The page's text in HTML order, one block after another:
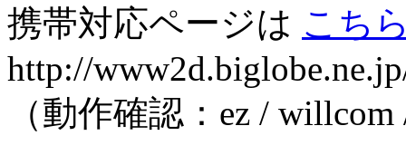
携帯対応ページは こち
http://
（動作確認：ez /